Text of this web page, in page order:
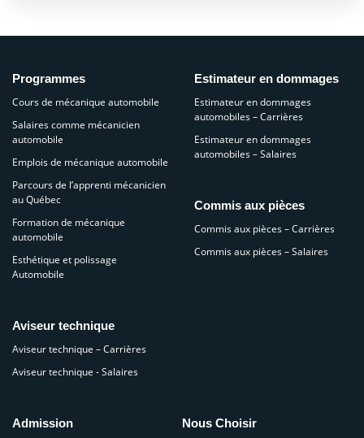
Programmes
Cours de mécanique automobile
Salaires comme mécanicien
automobile
Emplois de mécanique automobile
Parcours de l’apprenti mécanicien
au Québec
Formation de mécanique
automobile
Esthétique et polissage
Automobile
Aviseur technique
Aviseur technique – Carrières
Aviseur technique - Salaires
Estimateur en dommages
Estimateur en dommages
automobiles – Carrières
Estimateur en dommages
automobiles – Salaires
Commis aux pièces
Commis aux pièces – Carrières
Commis aux pièces – Salaires
Admission
Nous Choisir